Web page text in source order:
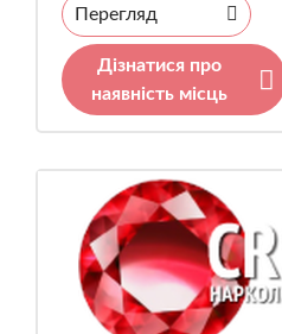
Перегляд
Дізнатися про
наявність місць